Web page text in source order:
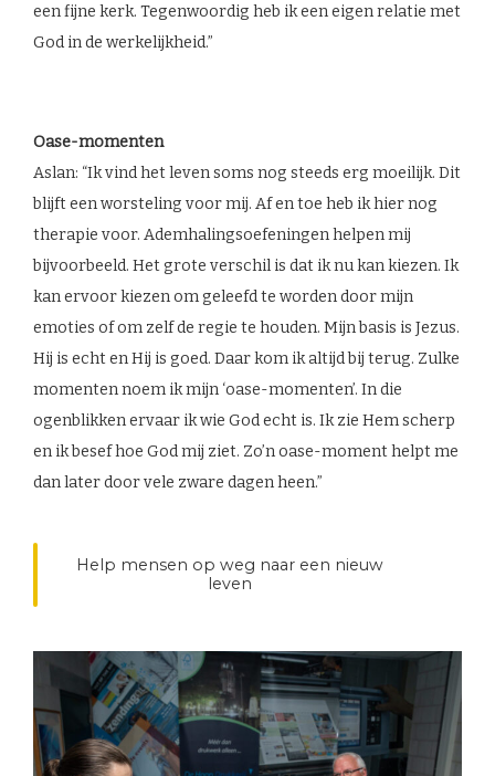
een fijne kerk. Tegenwoordig heb ik een eigen relatie met
God in de werkelijkheid.”
Oase-momenten
Aslan: “Ik vind het leven soms nog steeds erg moeilijk. Dit
blijft een worsteling voor mij. Af en toe heb ik hier nog
therapie voor. Ademhalingsoefeningen helpen mij
bijvoorbeeld. Het grote verschil is dat ik nu kan kiezen. Ik
kan ervoor kiezen om geleefd te worden door mijn
emoties of om zelf de regie te houden. Mijn basis is Jezus.
Hij is echt en Hij is goed. Daar kom ik altijd bij terug. Zulke
momenten noem ik mijn ‘oase-momenten’. In die
ogenblikken ervaar ik wie God echt is. Ik zie Hem scherp
en ik besef hoe God mij ziet. Zo’n oase-moment helpt me
dan later door vele zware dagen heen.”
Help mensen op weg naar een nieuw
leven